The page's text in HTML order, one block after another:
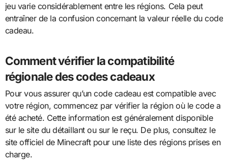
jeu varie considérablement entre les régions. Cela peut
entraîner de la confusion concernant la valeur réelle du code
cadeau.
Comment vérifier la compatibilité
régionale des codes cadeaux
Pour vous assurer qu’un code cadeau est compatible avec
votre région, commencez par vérifier la région où le code a
été acheté. Cette information est généralement disponible
sur le site du détaillant ou sur le reçu. De plus, consultez le
site officiel de Minecraft pour une liste des régions prises en
charge.